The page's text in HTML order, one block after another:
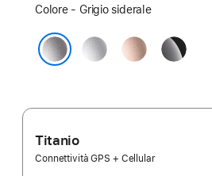
Colore - Grigio siderale
ArgentoOro
rosa
Jet
Black
Titanio
Connettività GPS + Cellular